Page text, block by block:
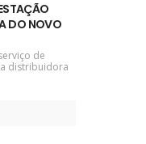
DO NOVO
de
distribuidora